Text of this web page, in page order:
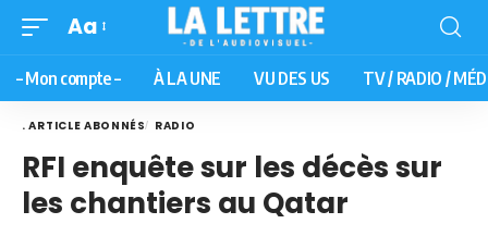
Aa
– Mon compte – À LA UNE VU DES US TV / RADIO /
. ARTICLE ABONNÉS RADIO
RFI enquête sur les décès sur
les chantiers au Qatar